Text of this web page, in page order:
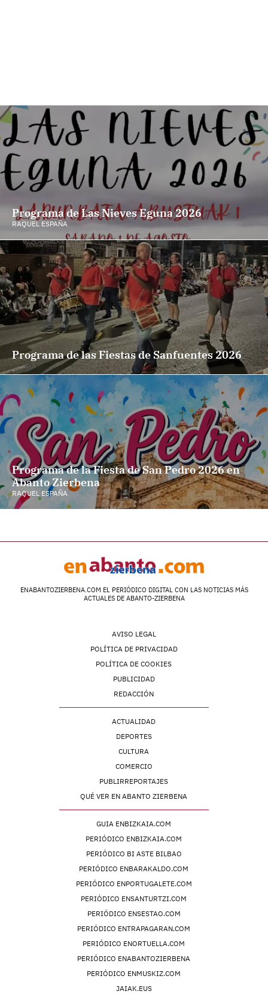
Programa de Las Nieves Eguna 2026
RAQUEL ESPAÑA
Programa de las Fiestas de Sanfuentes 2026
Programa de la Fiesta de San Pedro 2026 en
Abanto Zierbena
RAQUEL ESPAÑA
ENABANTOZIERBENA.COM EL PERIÓDICO DIGITAL CON LAS NOTICIAS MÁS
ACTUALES DE ABANTO-ZIERBENA
AVISO LEGAL
POLÍTICA DE PRIVACIDAD
POLÍTICA DE COOKIES
PUBLICIDAD
REDACCIÓN
ACTUALIDAD
DEPORTES
CULTURA
COMERCIO
PUBLIRREPORTAJES
QUÉ VER EN ABANTO ZIERBENA
GUIA ENBIZKAIA.COM
PERIÓDICO ENBIZKAIA.COM
PERIÓDICO BI ASTE BILBAO
PERIÓDICO ENBARAKALDO.COM
PERIÓDICO ENPORTUGALETE.COM
PERIÓDICO ENSANTURTZI.COM
PERIÓDICO ENSESTAO.COM
PERIÓDICO ENTRAPAGARAN.COM
PERIÓDICO ENORTUELLA.COM
PERIÓDICO ENABANTOZIERBENA
PERIÓDICO ENMUSKIZ.COM
JAIAK.EUS